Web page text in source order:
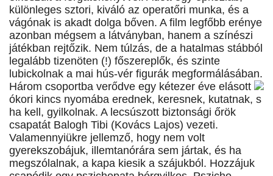
különleges sztori, kiváló az operatőri munka, és a
vágónak is akadt dolga bőven. A film legfőbb erénye
azonban mégsem a látványban, hanem a színészi
játékban rejtőzik. Nem túlzás, de a hatalmas stábból
legalább tizenöten (!) főszereplők, és szinte
lubickolnak a mai hús-vér figurák megformálásában.
Három csoportba verődve egy kétezer éve elásott
ókori kincs nyomába erednek, keresnek, kutatnak, s
ha kell, gyilkolnak. A lecsúszott biztonsági őrök
csapatát Balogh Tibi (Kovács Lajos) vezeti.
Valamennyiükre jellemző, hogy nem volt
gyerekszobájuk, illemtanórára sem jártak, és ha
megszólalnak, a kapa kiesik a szájukból. Hozzájuk